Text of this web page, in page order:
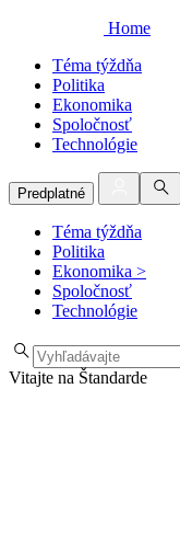
Home
Téma týždňa
Politika
Ekonomika
Spoločnosť
Technológie
Predplatné
Téma týždňa
Politika
Ekonomika >
Spoločnosť
Technológie
Vitajte na Štandarde